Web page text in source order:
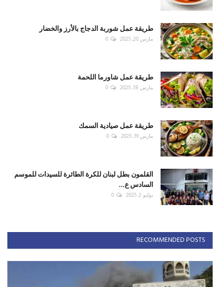
طريقة عمل شوربة الدجاج بالأرز والخضار
مارس 20, 2025 0
طريقة عمل شاورما اللحمة
مارس 18, 2025 0
طريقة عمل صيادية السمك
مارس 19, 2025 0
القلمون بطل لبنان للكرة الطائرة للسيدات للموسم
السادس ع...
يوليو 3, 2025 0
RECOMMENDED POSTS